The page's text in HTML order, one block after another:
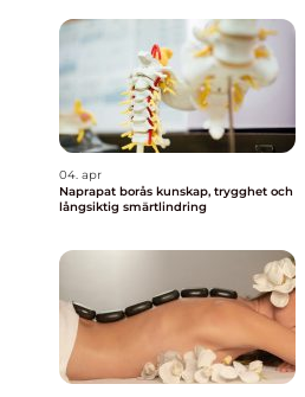
04. apr
Naprapat borås kunskap, trygghet och
långsiktig smärtlindring